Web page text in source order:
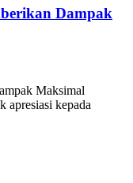
Dampak
Maksimal
apresiasi kepada